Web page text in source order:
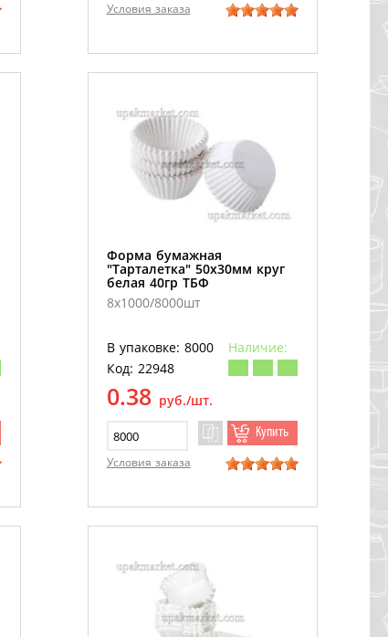
Условия заказа
Форма бумажная
"Тарталетка" 50х30мм круг
белая 40гр ТБФ
8х1000/8000шт
В упаковке: 8000
Наличие:
Код: 22948
0.38 руб./шт.
Купить
Условия заказа